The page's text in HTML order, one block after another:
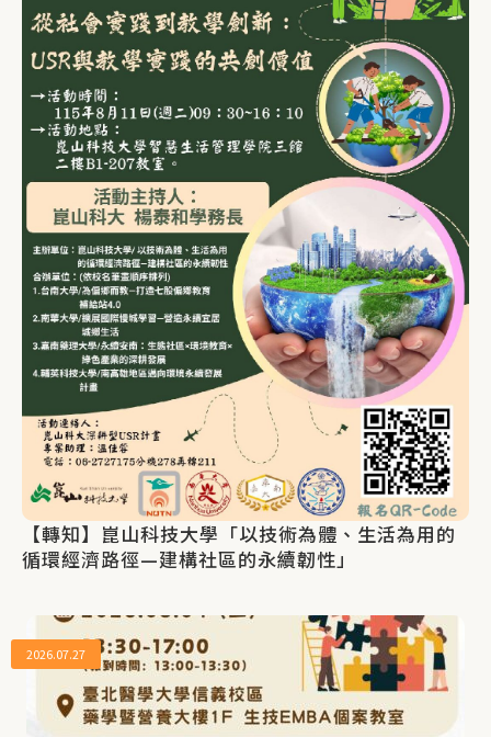
【轉知】崑山科技大學「以技術為體、生活為用的
循環經濟路徑—建構社區的永續韌性」
2026.07.27